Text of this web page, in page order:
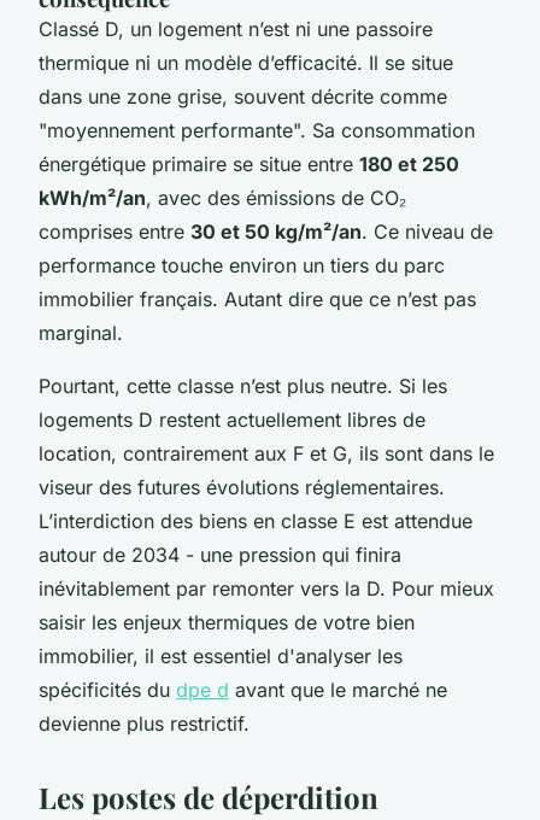
Classé D, un logement n’est ni une passoire
thermique ni un modèle d’efficacité. Il se situe
dans une zone grise, souvent décrite comme
"moyennement performante". Sa consommation
énergétique primaire se situe entre 180 et 250
kWh/m²/an, avec des émissions de CO₂
comprises entre 30 et 50 kg/m²/an. Ce niveau de
performance touche environ un tiers du parc
immobilier français. Autant dire que ce n’est pas
marginal.
Pourtant, cette classe n’est plus neutre. Si les
logements D restent actuellement libres de
location, contrairement aux F et G, ils sont dans le
viseur des futures évolutions réglementaires.
L’interdiction des biens en classe E est attendue
autour de 2034 - une pression qui finira
inévitablement par remonter vers la D. Pour mieux
saisir les enjeux thermiques de votre bien
immobilier, il est essentiel d'analyser les
spécificités du dpe d avant que le marché ne
devienne plus restrictif.
Les postes de déperdition